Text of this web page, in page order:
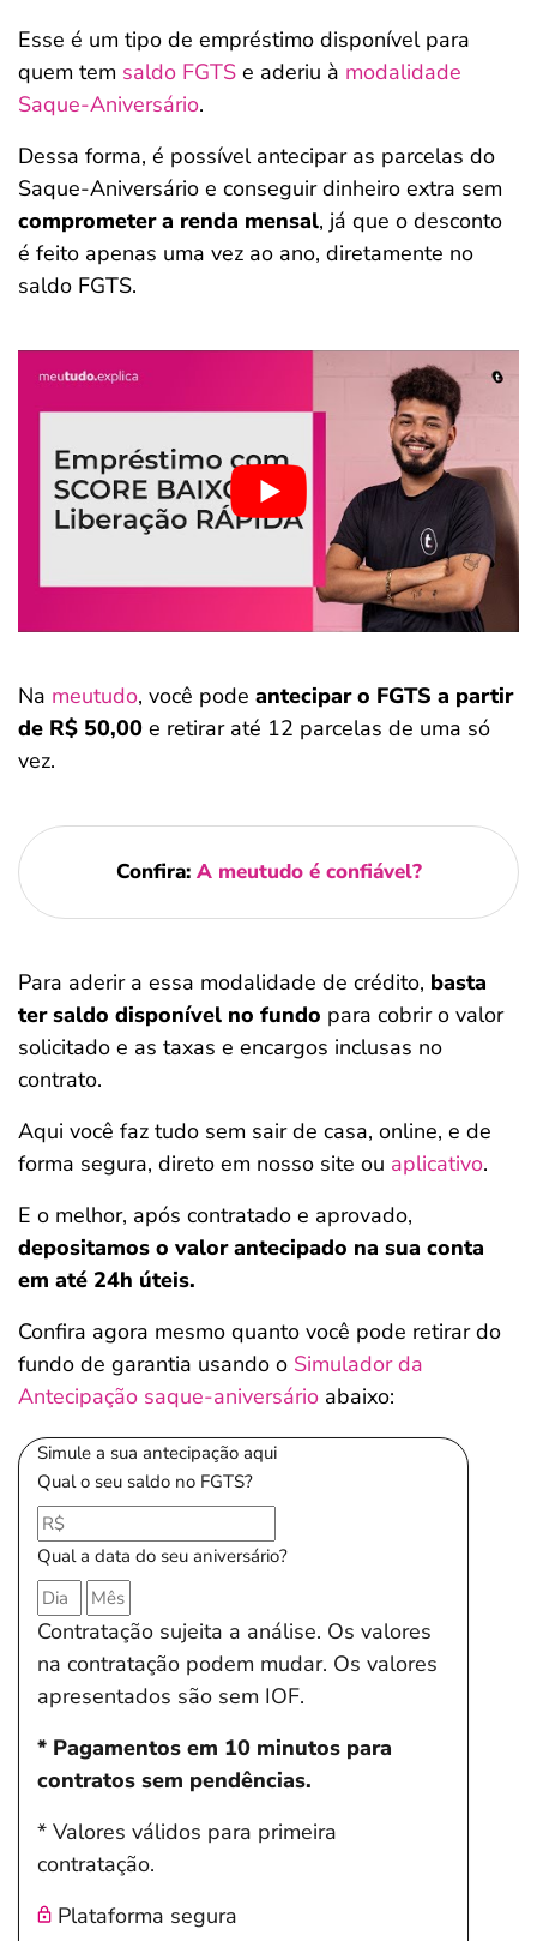
Esse é um tipo de empréstimo disponível para
quem tem saldo FGTS e aderiu à modalidade
Saque-Aniversário.
Dessa forma, é possível antecipar as parcelas do
Saque-Aniversário e conseguir dinheiro extra sem
comprometer a renda mensal, já que o desconto
é feito apenas uma vez ao ano, diretamente no
saldo FGTS.
Na meutudo, você pode antecipar o FGTS a partir
de R$ 50,00 e retirar até 12 parcelas de uma só
vez.
Confira: A meutudo é confiável?
Para aderir a essa modalidade de crédito, basta
ter saldo disponível no fundo para cobrir o valor
solicitado e as taxas e encargos inclusas no
contrato.
Aqui você faz tudo sem sair de casa, online, e de
forma segura, direto em nosso site ou aplicativo.
E o melhor, após contratado e aprovado,
depositamos o valor antecipado na sua conta
em até 24h úteis.
Confira agora mesmo quanto você pode retirar do
fundo de garantia usando o Simulador da
Antecipação saque-aniversário abaixo:
Simule a sua antecipação aqui
Qual o seu saldo no FGTS?
Qual a data do seu aniversário?
Contratação sujeita a análise. Os valores
na contratação podem mudar. Os valores
apresentados são sem IOF.
* Pagamentos em 10 minutos para
contratos sem pendências.
* Valores válidos para primeira
contratação.
Plataforma segura